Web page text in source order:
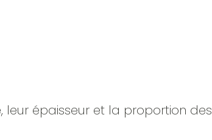
leur épaisseur et la proportion des